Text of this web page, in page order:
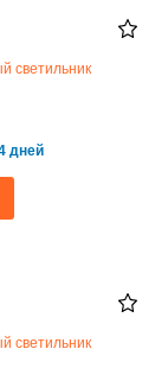
светильник
дней
светильник